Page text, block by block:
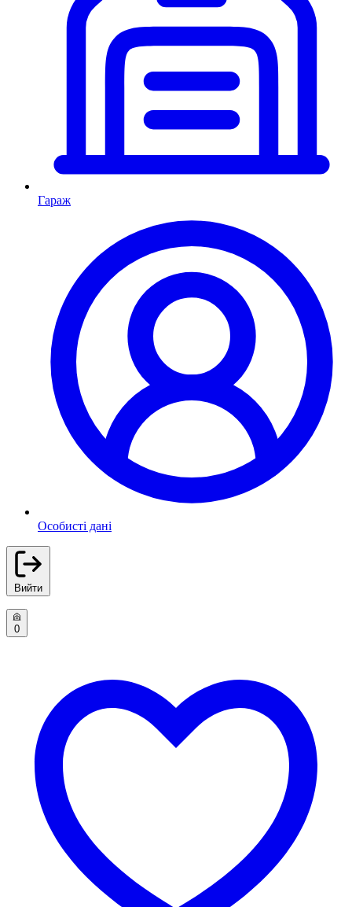
Гараж
Особисті дані
Вийти
0